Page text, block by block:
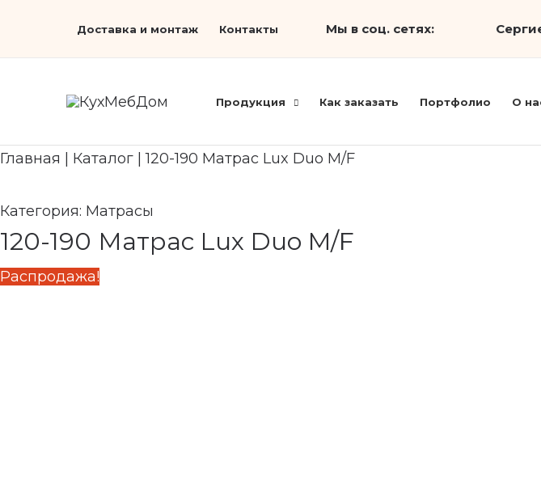
Доставка и монтаж Контакты Мы в соц. сетях:
Продукция Как заказать Портфолио О
Главная Каталог |120-190 Матрас Lux Duo M/F
Категория: Матрасы
120-190 Матрас Lux Duo M/F
Распродажа!
цена
48
цена:
720 ₽.